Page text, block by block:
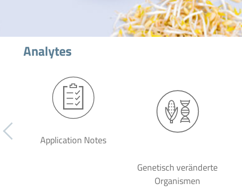
Analytes
Application Notes
Genetisch veränderte
Organismen